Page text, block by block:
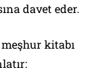
davet eder.
kitabı